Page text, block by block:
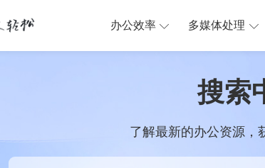
办公效率 多媒体处理
搜索
了解最新的办公资源，